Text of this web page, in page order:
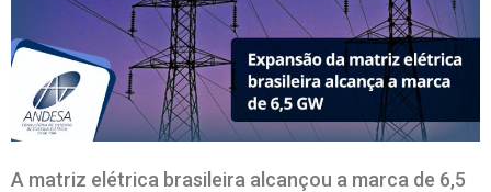
A matriz elétrica brasileira alcançou a marca de 6,5